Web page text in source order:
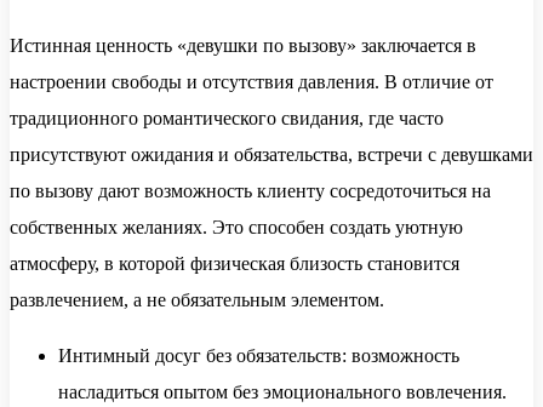
Истинная ценность «девушки по вызову» заключается в
настроении свободы и отсутствия давления. В отличие от
традиционного романтического свидания, где часто
присутствуют ожидания и обязательства, встречи с девушками
по вызову дают возможность клиенту сосредоточиться на
собственных желаниях. Это способен создать уютную
атмосферу, в которой физическая близость становится
развлечением, а не обязательным элементом.
Интимный досуг без обязательств: возможность
насладиться опытом без эмоционального вовлечения.